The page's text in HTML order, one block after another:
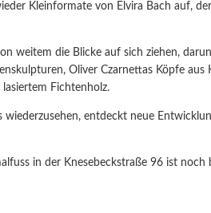
Kleinformate von Elvira Bach auf,
weitem die Blicke auf sich ziehen,
Oliver Czarnettas Köpfe aus
lasiertem Fichtenholz.
entdeckt neue
in der Knesebeckstraße 96 ist noch